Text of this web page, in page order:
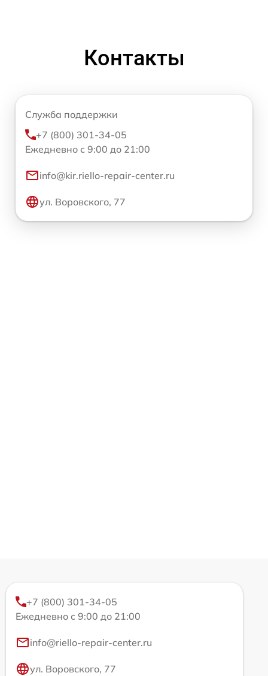
Контакты
Служба поддержки
+7 (800) 301-34-05
Ежедневно с 9:00 до 21:00
info@kir.riello-repair-center.ru
ул. Воровского, 77
+7 (800) 301-34-05
Ежедневно с 9:00 до 21:00
info@riello-repair-center.ru
ул. Воровского, 77